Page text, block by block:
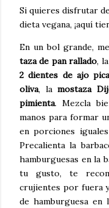
Si quieres disfrutar
dieta vegana, ¡aquí
En un bol grande,
taza de pan rallado,
2 dientes de ajo
oliva, lamostaza
pimienta. Mezcla
manos para formar
en porciones
Precalienta la
hamburguesas en la
tu gusto, te
crujientes por fuera
de hamburguesa en